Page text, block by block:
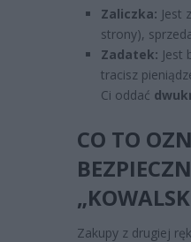
Zaliczka: Jest
strony),
Zadatek: Jest
tracisz
Ci oddać
CO TO
Zakupy z drugiej